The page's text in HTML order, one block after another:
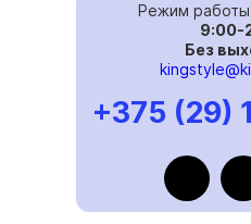
Режим работы
9:00-
Без
+375 (29)